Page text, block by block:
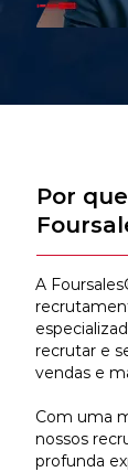
Por
A
recrutar e
vendas e
Com uma
nossos
profunda